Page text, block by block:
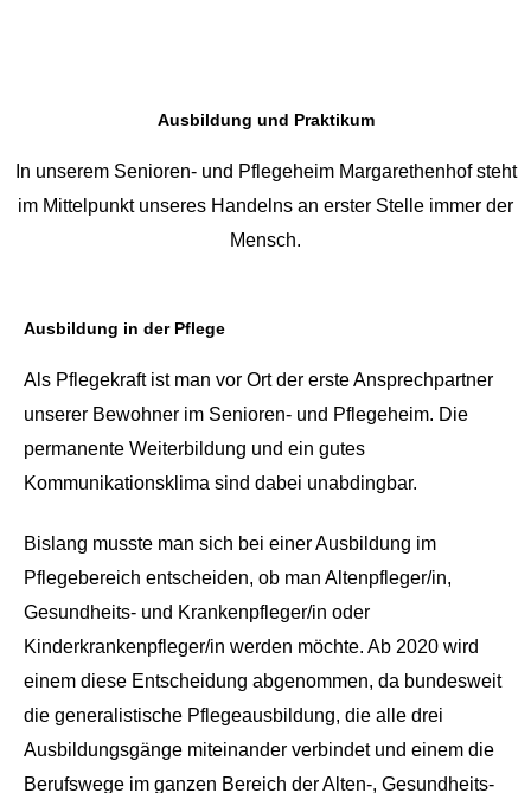
Ausbildung und Praktikum
In unserem Senioren- und Pflegeheim Margarethenhof steht
im Mittelpunkt unseres Handelns an erster Stelle immer der
Mensch.
Ausbildung in der Pflege
Als Pflegekraft ist man vor Ort der erste Ansprechpartner
unserer Bewohner im Senioren- und Pflegeheim. Die
permanente Weiterbildung und ein gutes
Kommunikationsklima sind dabei unabdingbar.
Bislang musste man sich bei einer Ausbildung im
Pflegebereich entscheiden, ob man Altenpfleger/in,
Gesundheits- und Krankenpfleger/in oder
Kinderkrankenpfleger/in werden möchte. Ab 2020 wird
einem diese Entscheidung abgenommen, da bundesweit
die generalistische Pflegeausbildung, die alle drei
Ausbildungsgänge miteinander verbindet und einem die
Berufswege im ganzen Bereich der Alten-, Gesundheits-